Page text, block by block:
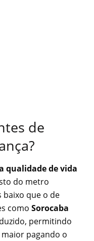
de
qualidade de vida
do metro
baixo que o de
como Sorocaba
permitindo
pagando o